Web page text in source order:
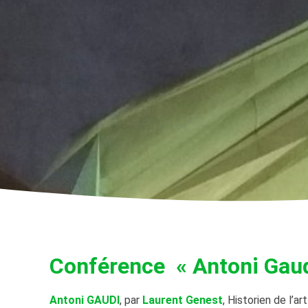
Conférence « Antoni
Antoni GAUDI, par Laurent Genest, Historien de l’art